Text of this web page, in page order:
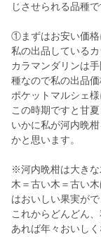
じさせられる品種で
①まずはお安い価格
私の出品している
カラマンダリンは
種なので私の出品
ポケットマルシェ
この時期ですと甘
いかに私が河内晩
かと思います。
※河内晩柑は大きな
木＝古い木＝古い
はおいしい果実が
これからどんどん
あれば年々おいし